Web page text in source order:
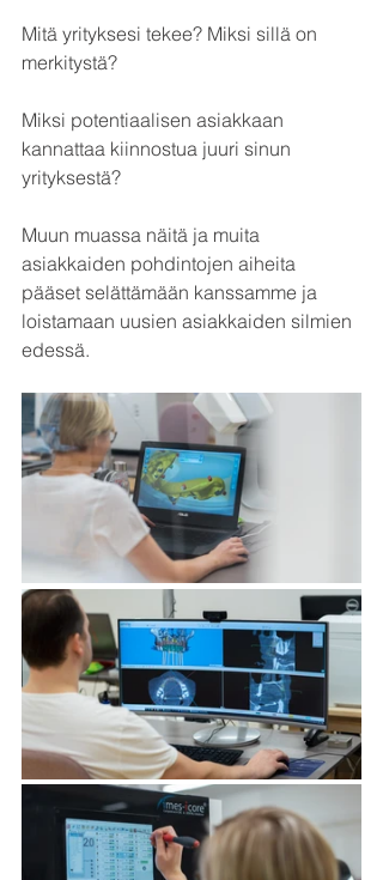
Mitä yrityksesi tekee? Miksi sillä on
merkitystä?
Miksi potentiaalisen asiakkaan
kannattaa kiinnostua juuri sinun
yrityksestä?
Muun muassa näitä ja muita
asiakkaiden pohdintojen aiheita
pääset selättämään kanssamme ja
loistamaan uusien asiakkaiden silmien
edessä.